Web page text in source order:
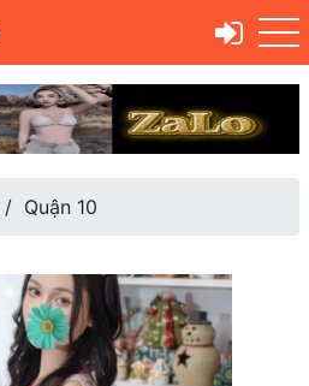
Quận 10